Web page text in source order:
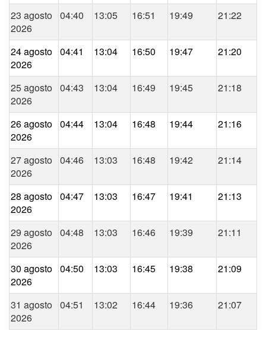
23 agosto
2026
04:40 13:05 16:51 19:49 21:22
24 agosto
2026
04:41 13:04 16:50 19:47 21:20
25 agosto
2026
04:43 13:04 16:49 19:45 21:18
26 agosto
2026
04:44 13:04 16:48 19:44 21:16
27 agosto
2026
04:46 13:03 16:48 19:42 21:14
28 agosto
2026
04:47 13:03 16:47 19:41 21:13
29 agosto
2026
04:48 13:03 16:46 19:39 21:11
30 agosto
2026
04:50 13:03 16:45 19:38 21:09
31 agosto
2026
04:51 13:02 16:44 19:36 21:07